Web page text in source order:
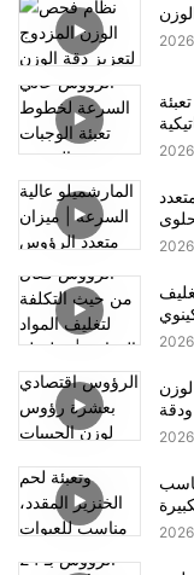
2026
2026
2026
2026
2026
2026